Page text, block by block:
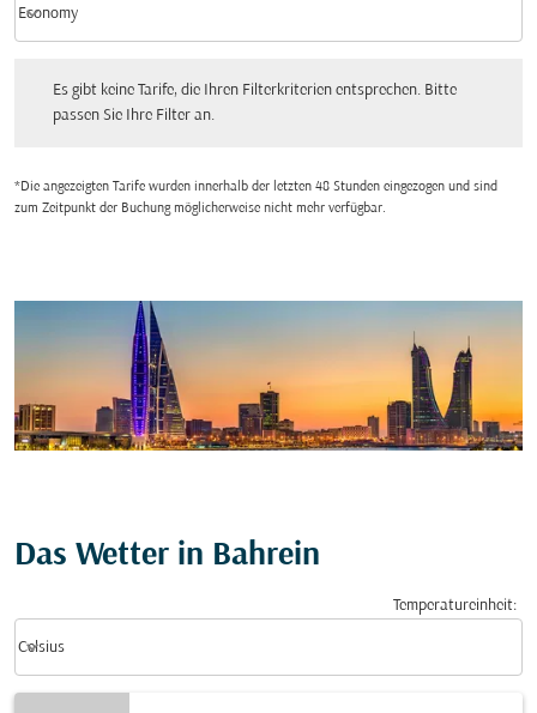
Kabinenklasse option Economy Selected
Economy
keyboard_arrow_down
Es gibt keine Tarife, die Ihren Filterkriterien entsprechen. Bitte
passen Sie Ihre Filter an.
*Die angezeigten Tarife wurden innerhalb der letzten 48 Stunden eingezogen und sind
zum Zeitpunkt der Buchung möglicherweise nicht mehr verfügbar.
Das Wetter in Bahrein
Temperatureinheit:
Celsius
keyboard_arrow_down